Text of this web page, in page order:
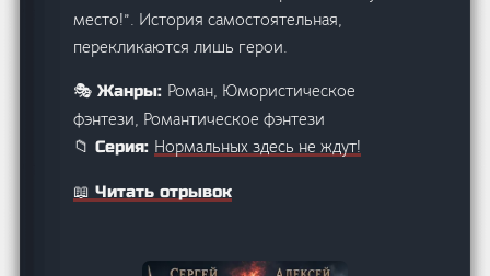
место!”. История самостоятельная,
перекликаются лишь герои.
🎭 Жанры: Роман, Юмористическое
фэнтези, Романтическое фэнтези
📁 Серия: Нормальных здесь не ждут!
📖 Читать отрывок